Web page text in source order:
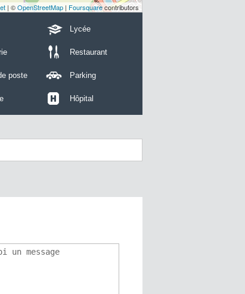
| ©OpenStreetMap | Foursquarecontributors
Lycée
Restaurant
poste Parking
Hôpital